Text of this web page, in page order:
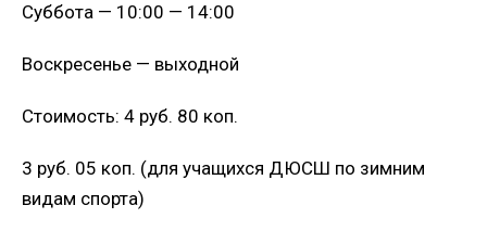
Суббота — 10:00 — 14:00
Воскресенье — выходной
Стоимость: 4 руб. 80 коп.
3 руб. 05 коп. (для учащихся ДЮСШ по зимним
видам спорта)